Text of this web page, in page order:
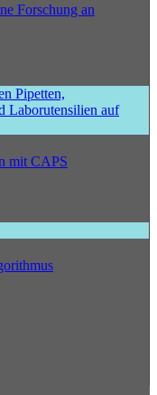
Forschung an
mit CAPS